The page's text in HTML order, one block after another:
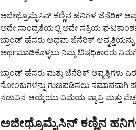
ಅಜೀಥ್ರೊಮೈಸಿನ್ ಕಣ್ಣಿನ ಹನಿಗಳ ಜೆನೆರಿಕ್
ಅದೇ ಸಾಂದ್ರತೆಯಲ್ಲಿ ಅದೇ ಸಕ್ರಿಯ
ಬ್ರಾಂಡ್ ಹೆಸರು ಅಥವಾ ಜೆನೆರಿಕ್ ಆವೃತ್ತಿಯನ್ನು
ಅರ್ಥಮಾಡಿಕೊಳ್ಳಲು ನಿಮ್ಮ ಔಷಧಿಕಾರರು
ಬ್ರಾಂಡ್ ಹೆಸರು ಮತ್ತು ಜೆನೆರಿಕ್ ಆವೃತ್ತಿಗಳು
ಸೋಂಕುಗಳನ್ನು ಗುಣಪಡಿಸಲು ಸಮಾನವಾಗಿ
ನಡುವಿನ ಆಯ್ಕೆಯು ವಿಮೆಯ ವ್ಯಾಪ್ತಿ ಮತ್ತು
ಅಜೀಥ್ರೊಮೈಸಿನ್ ಕಣ್ಣಿನ